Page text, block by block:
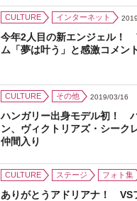
CULTURE インターネット
今年2人目の新エンジェル！
ム「夢は叶う」と感激コメン
CULTURE その他 2019/03/16
ハンガリー出身モデル初！
ン、ヴィクトリアズ・シーク
仲間入り
CULTURE ステージ フォト集
ありがとうアドリアナ！ VS